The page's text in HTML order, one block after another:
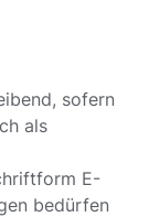
sofern
als
E-
bedürfen